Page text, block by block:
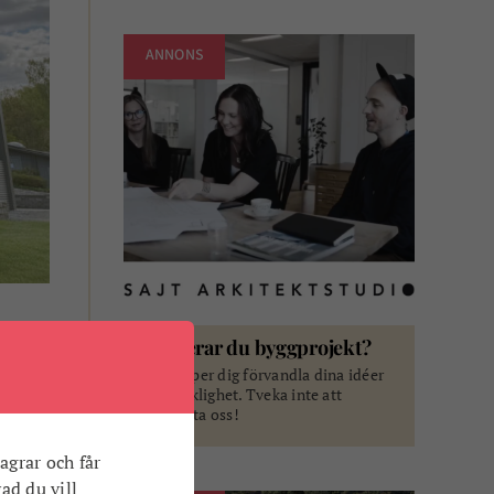
är
ANNONS
Planerar du byggprojekt?
Vi hjälper dig förvandla dina idéer
till verklighet. Tveka inte att
kontakta oss!
och får
du vill